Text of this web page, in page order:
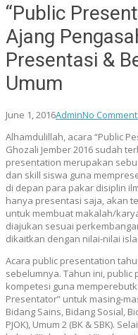
“Public
Ajang
Presentasi &
Umum
June 1, 2016AdminNo
Alhamdulillah, acara “Public
Ghozali Jember 2016 sudah
presentation merupakan
dan skill siswa guna
di depan para pakar disiplin
hanya presentasi saja, akan
untuk membuat makalah/
diajukan sesuai
dikaitkan dengan nilai-nilai
Acara public presentation
sebelumnya. Tahun ini,
kompetesi guna
Presentator” untuk masing-
Bidang Sains, Bidang Sosial,
PJOK), Umum 2 (BK & SBK).